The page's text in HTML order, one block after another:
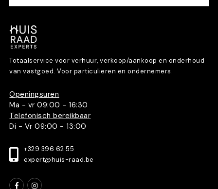
Totaalservice voor verhuur, verkoop/aankoop en onderhoud
van vastgoed. Voor particulieren en ondernemers.
Openingsuren
Ma - vr 09:00 - 16:30
Telefonisch bereikbaar
Di - Vr 09:00 - 13:00
+329 396 62 55
expert@huis-raad.be